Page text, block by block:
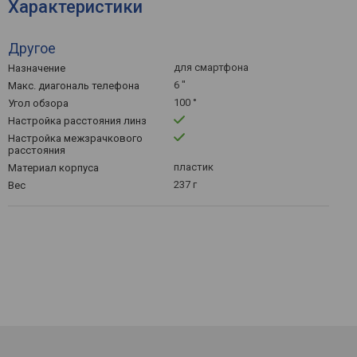
Характеристики
Другое
Назначение
для смартфона
Макс. диагональ телефона
6 "
Угол обзора
100 °
Настройка расстояния линз
Настройка межзрачкового
расстояния
Материал корпуса
пластик
Вес
237 г